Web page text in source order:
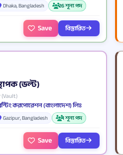
Dhaka, Bangladesh 26 শূন্য পদ
Save বিস্তারিত
(ভল্ট)
করপোরেশন (বাংলাদেশ) লিঃ
Gazipur, Bangladesh 1 শূন্য পদ
Save বিস্তারিত